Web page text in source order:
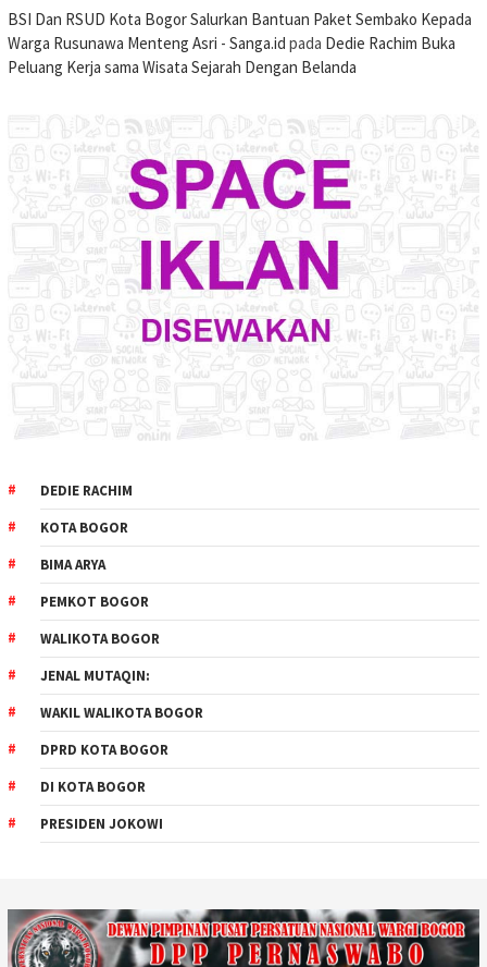
BSI Dan RSUD Kota Bogor Salurkan Bantuan Paket Sembako Kepada
Warga Rusunawa Menteng Asri - Sanga.id pada Dedie Rachim Buka
Peluang Kerja sama Wisata Sejarah Dengan Belanda
DEDIE RACHIM
KOTA BOGOR
BIMA ARYA
PEMKOT BOGOR
WALIKOTA BOGOR
JENAL MUTAQIN:
WAKIL WALIKOTA BOGOR
DPRD KOTA BOGOR
DI KOTA BOGOR
PRESIDEN JOKOWI